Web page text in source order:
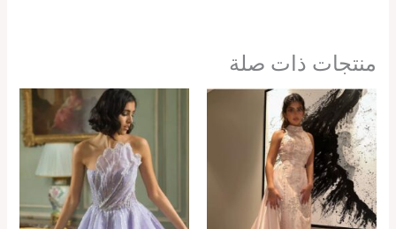
منتجات ذات صلة